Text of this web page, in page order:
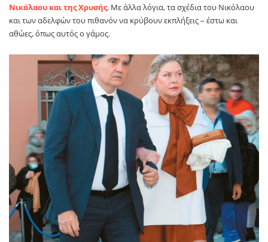
Νικόλαου και της Χρυσής. Με άλλα λόγια, τα σχέδια του Νικόλαου
και των αδελφών του πιθανόν να κρύβουν εκπλήξεις – έστω και
αθώες, όπως αυτός ο γάμος.